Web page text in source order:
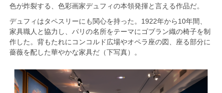
色が炸裂する、色彩画家デュフィの本領発揮と言える作品だ。
デュフィはタペスリーにも関心を持った。1922年から10年間、
家具職人と協力し、パリの名所をテーマにゴブラン織の椅子を制
作した。背もたれにコンコルド広場やオペラ座の図、座る部分に
薔薇を配した華やかな家具だ（下写真）。